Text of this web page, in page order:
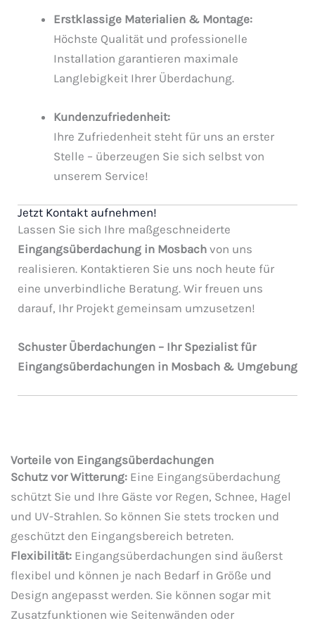
Erstklassige Materialien & Montage:
Höchste Qualität und professionelle
Installation garantieren maximale
Langlebigkeit Ihrer Überdachung.
Kundenzufriedenheit:
Ihre Zufriedenheit steht für uns an erster
Stelle – überzeugen Sie sich selbst von
unserem Service!
Jetzt Kontakt aufnehmen!
Lassen Sie sich Ihre maßgeschneiderte
Eingangsüberdachung in Mosbach von uns
realisieren. Kontaktieren Sie uns noch heute für
eine unverbindliche Beratung. Wir freuen uns
darauf, Ihr Projekt gemeinsam umzusetzen!
Schuster Überdachungen – Ihr Spezialist für
Eingangsüberdachungen in Mosbach & Umgebung
Vorteile von Eingangsüberdachungen
Schutz vor Witterung: Eine Eingangsüberdachung
schützt Sie und Ihre Gäste vor Regen, Schnee, Hagel
und UV-Strahlen. So können Sie stets trocken und
geschützt den Eingangsbereich betreten.
Flexibilität: Eingangsüberdachungen sind äußerst
flexibel und können je nach Bedarf in Größe und
Design angepasst werden. Sie können sogar mit
Zusatzfunktionen wie Seitenwänden oder